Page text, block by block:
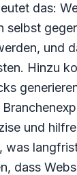
das:
selbst
und
Hinzu
und
was
dass